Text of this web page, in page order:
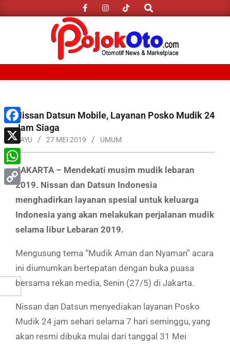
to
Search
MenuNissan Datsun Mobile, Layanan Posko Mudik 24
Jam Siaga
BAYU 27 MEI 2019 UMUM
JAKARTA – Mendekati musim mudik lebaran
2019. Nissan dan Datsun Indonesia
menghadirkan layanan spesial untuk keluarga
Indonesia yang akan melakukan perjalanan mudik
selama libur Lebaran 2019.
Mengusung tema “Mudik Aman dan Nyaman” acara
ini diumumkan bertepatan dengan buka puasa
bersama rekan media, Senin (27/5) di Jakarta.
Nissan dan Datsun menyediakan layanan Posko
Mudik 24 jam sehari selama 7 hari seminggu, yang
akan resmi dibuka mulai dari tanggal 31 Mei
Facebook
X
WhatsApp
Link